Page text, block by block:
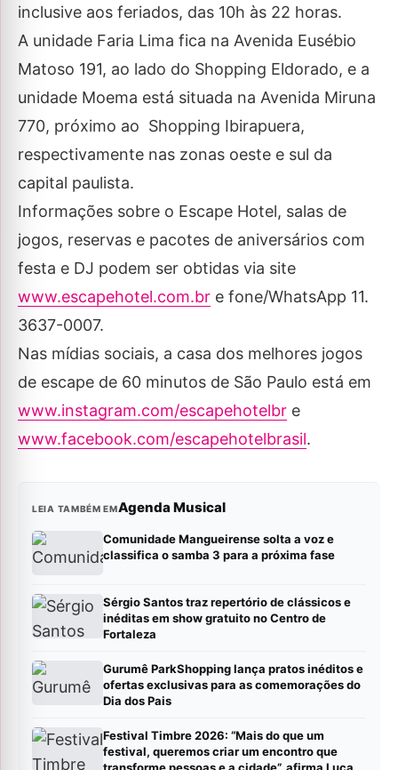
inclusive aos feriados, das 10h às 22 horas.
A unidade Faria Lima fica na Avenida Eusébio
Matoso 191, ao lado do Shopping Eldorado, e a
unidade Moema está situada na Avenida Miruna
770, próximo ao Shopping Ibirapuera,
respectivamente nas zonas oeste e sul da
capital paulista.
Informações sobre o Escape Hotel, salas de
jogos, reservas e pacotes de aniversários com
festa e DJ podem ser obtidas via site
www.escapehotel.com.br e fone/WhatsApp 11.
3637-0007.
Nas mídias sociais, a casa dos melhores jogos
de escape de 60 minutos de São Paulo está em
www.instagram.com/escapehotelbr e
www.facebook.com/escapehotelbrasil.
LEIA TAMBÉM EMAgenda Musical
Comunidade Mangueirense solta a voz e
classifica o samba 3 para a próxima fase
Sérgio Santos traz repertório de clássicos e
inéditas em show gratuito no Centro de
Fortaleza
Gurumê ParkShopping lança pratos inéditos e
ofertas exclusivas para as comemorações do
Dia dos Pais
Festival Timbre 2026: “Mais do que um
festival, queremos criar um encontro que